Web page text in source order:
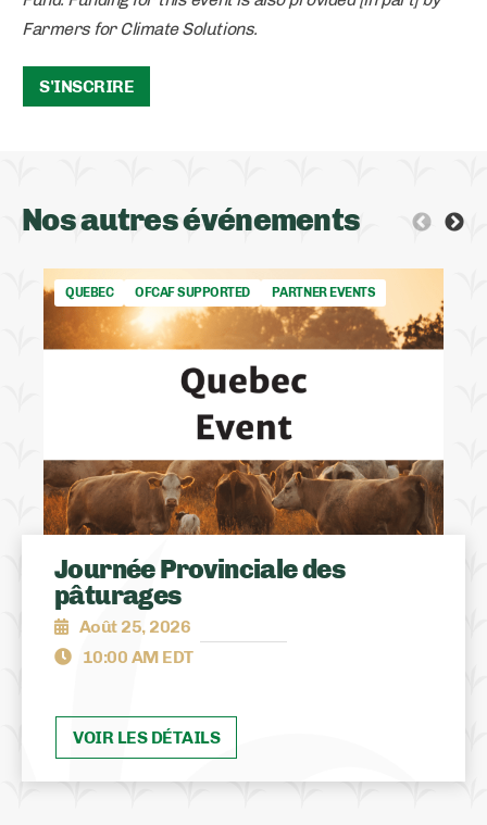
Farmers for Climate Solutions.
S'INSCRIRE
Nos autres événements
QUEBEC OFCAF SUPPORTED PARTNER EVENTS
Journée Provinciale des
pâturages
Août 25, 2026
10:00 AM EDT
VOIR LES DÉTAILS